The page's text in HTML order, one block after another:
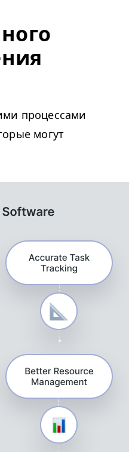
процессами
могут